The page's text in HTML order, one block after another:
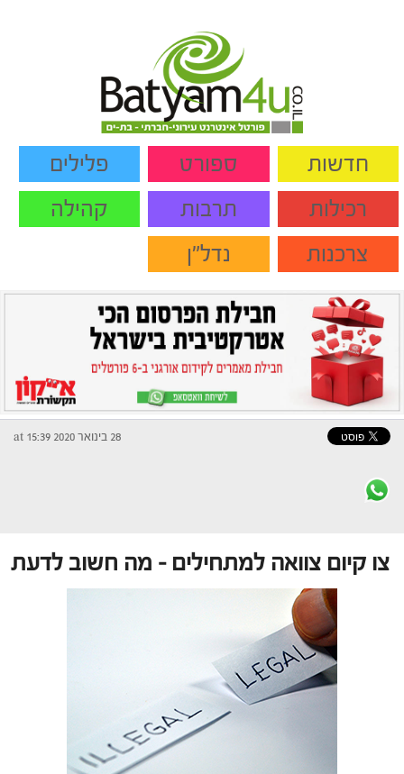
חדשות ספורט
פלילים
רכילות
תרבות
קהילה
צרכנות
נדל"ן
28 בינואר 2020 at 15:39
צו קיום צוואה למתחילים – מה חשוב לדעת